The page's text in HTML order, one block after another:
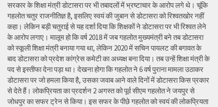
सरकार के शिक्षा मंत्री डोटासरा पर भी तबादलों में भ्रष्टाचार के आरोप लगे थे। चूंकि
गहलोत चतुर राजनीतिज्ञ है, इसलिए स्वयं की जुबान से डोटासरा को रिश्वतखोर नहीं
कहा। लेकिन बड़ी चतुराई से यह दर्शा दिया कि शिक्षकों ने डोटासरा पर भी रिश्वत लेने
के आरोप लगाए। मालूम हो कि वर्ष 2018 में जब गहलोत मुख्यमंत्री बने तब डोटासरा
को स्कूली शिक्षा मंत्री बनाया गया था, लेकिन 2020 में सचिन पायलट की बगावत के
बाद डोटासरा को प्रदेश कांग्रेस कमेटी का अध्यक्ष बना दिया। तब उन्हें शिक्षा मंत्री के
पद से इस्तीफा देना पड़ा था। देखना होगा कि गहलोत ने 6 वर्ष पुराना मामला उठाकर
डोटासरा पर जो हमला किया है, उसका जवाब आने वाले दिनों में डोटासरा किस प्रकार
से देते हैं। लोकप्रियता का प्रदर्शन 2 अगस्त को पूर्व सीएम गहलोत ने जयपुर से
जोधपुर का सफर ट्रेन से किया। इस सफर के पीछे गहलोत को स्वयं की लोकप्रियता